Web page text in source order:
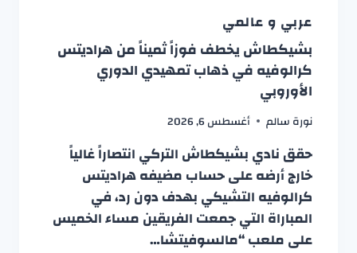
عربي و عالمي
بشيكطاش يخطف فوزاً ثميناً من هراديتس
كرالوفيه في ذهاب تمهيدي الدوري
الأوروبي
نورة سالم أغسطس 6, 2026
حقق نادي بشيكطاش التركي انتصاراً غالياً
خارج أرضه على حساب مضيفه هراديتس
كرالوفيه التشيكي بهدف دون رد، في
المباراة التي جمعت الفريقين مساء الخميس
على ملعب “مالسوفيتشا…